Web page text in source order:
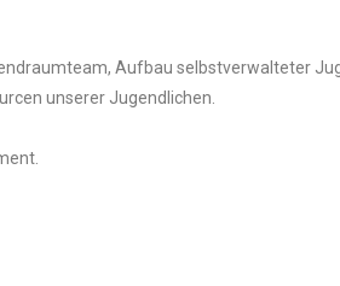
Aufbau selbstverwalteter
unserer Jugendlichen.